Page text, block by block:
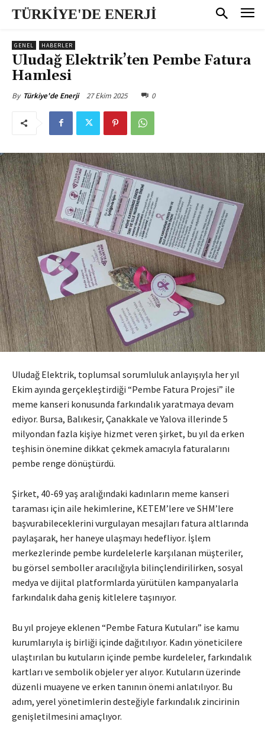
TÜRKİYE'DE ENERJİ
GENEL HABERLER
Uludağ Elektrik’ten Pembe Fatura
Hamlesi
By Türkiye'de Enerji 27 Ekim 2025 0
Uludağ Elektrik, toplumsal sorumluluk anlayışıyla her yıl
Ekim ayında gerçekleştirdiği “Pembe Fatura Projesi” ile
meme kanseri konusunda farkındalık yaratmaya devam
ediyor. Bursa, Balıkesir, Çanakkale ve Yalova illerinde 5
milyondan fazla kişiye hizmet veren şirket, bu yıl da erken
teşhisin önemine dikkat çekmek amacıyla faturalarını
pembe renge dönüştürdü.
Şirket, 40-69 yaş aralığındaki kadınların meme kanseri
taraması için aile hekimlerine, KETEM’lere ve SHM’lere
başvurabileceklerini vurgulayan mesajları fatura altlarında
paylaşarak, her haneye ulaşmayı hedefliyor. İşlem
merkezlerinde pembe kurdelelerle karşılanan müşteriler,
bu görsel semboller aracılığıyla bilinçlendirilirken, sosyal
medya ve dijital platformlarda yürütülen kampanyalarla
farkındalık daha geniş kitlelere taşınıyor.
Bu yıl projeye eklenen “Pembe Fatura Kutuları” ise kamu
kurumlarıyla iş birliği içinde dağıtılıyor. Kadın yöneticilere
ulaştırılan bu kutuların içinde pembe kurdeleler, farkındalık
kartları ve sembolik objeler yer alıyor. Kutuların üzerinde
düzenli muayene ve erken tanının önemi anlatılıyor. Bu
adım, yerel yönetimlerin desteğiyle farkındalık zincirinin
genişletilmesini amaçlıyor.